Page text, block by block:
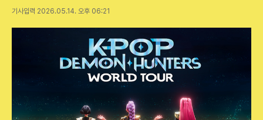
기사입력 2026.05.14. 오후 06:21